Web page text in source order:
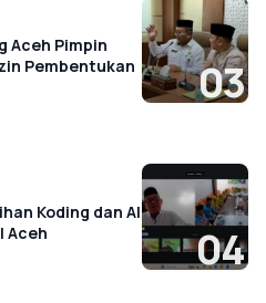
Aceh Pimpin
Pembentukan
03
Koding dan AI
Aceh
04